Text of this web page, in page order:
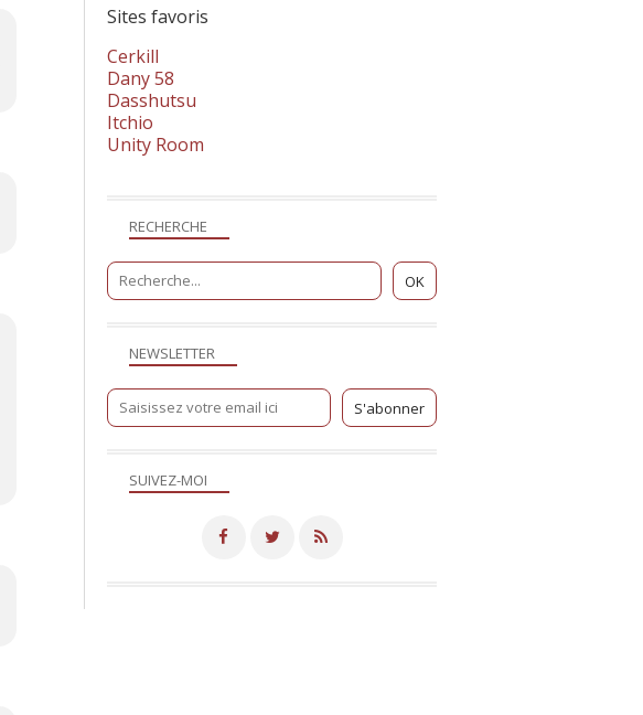
NEWSLETTER
SUIVEZ-MOI
RECHERCHE
Sites favoris
Cerkill
Dany 58
Dasshutsu
Itchio
Unity Room